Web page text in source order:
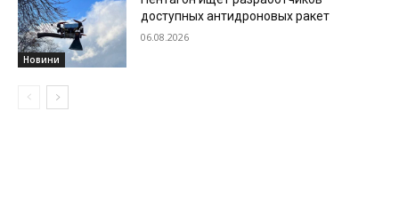
Новини
доступных антидроновых ракет
06.08.2026